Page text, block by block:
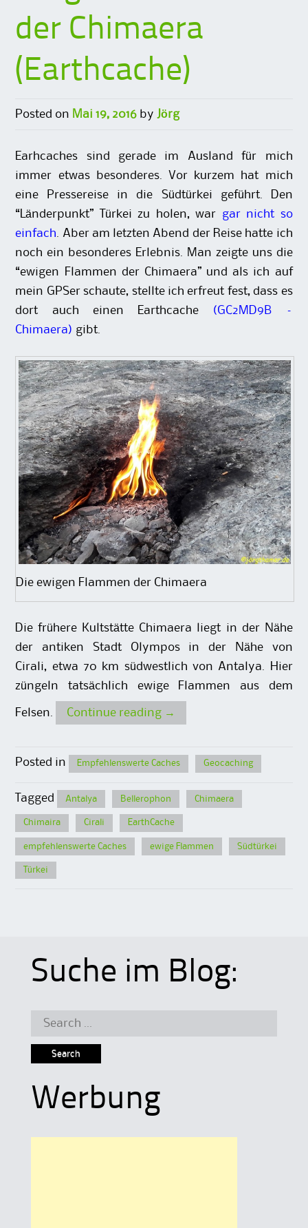
der Chimaera
(Earthcache)
Posted on Mai 19, 2016 by Jörg
Earhcaches sind gerade im Ausland für mich
immer etwas besonderes. Vor kurzem hat mich
eine Pressereise in die Südtürkei geführt. Den
“Länderpunkt” Türkei zu holen, war gar nicht so
einfach . Aber am letzten Abend der Reise hatte ich
noch ein besonderes Erlebnis. Man zeigte uns die
“ewigen Flammen der Chimaera” und als ich auf
mein GPSer schaute, stellte ich erfreut fest, dass es
dort auch einen Earthcache
(GC2MD9B –
Chimaera) gibt.
Die ewigen Flammen der Chimaera
Die frühere Kultstätte Chimaera liegt in der Nähe
der antiken Stadt Olympos in der Nähe von
Cirali, etwa 70 km südwestlich von Antalya. Hier
züngeln tatsächlich ewige Flammen aus dem
Felsen. Continue reading →
Posted in Empfehlenswerte Caches Geocaching
Tagged Antalya Bellerophon Chimaera
Chimaira Cirali EarthCache
empfehlenswerte Caches ewige Flammen Südtürkei
Türkei
Suche im Blog:
Search
Werbung